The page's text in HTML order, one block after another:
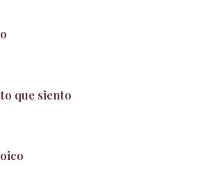
que siento